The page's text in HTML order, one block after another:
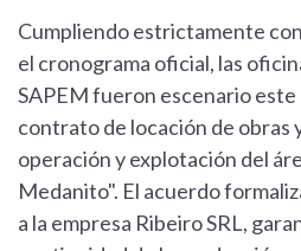
Cumpliendo estrictamente
el cronograma oficial, las
SAPEM fueron escenario este
contrato de locación de obras
operación y explotación del
Medanito". El acuerdo
a la empresa Ribeiro SRL,